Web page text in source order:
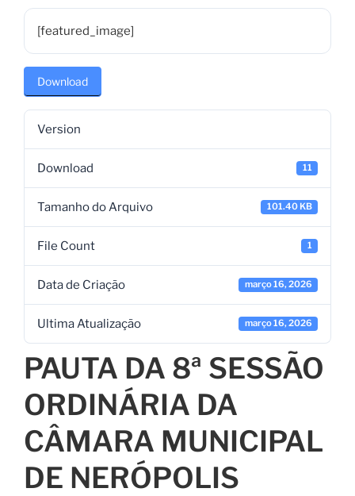
[featured_image]
Download
Version
Download 11
Tamanho do Arquivo 101.40 KB
File Count 1
Data de Criação março 16, 2026
Ultima Atualização março 16, 2026
PAUTA DA 8ª SESSÃO
ORDINÁRIA DA
CÂMARA MUNICIPAL
DE NERÓPOLIS